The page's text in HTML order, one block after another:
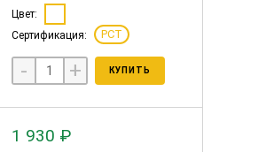
Цвет:
Сертификация:
РСТ
- + КУПИТЬ
1 930 ₽